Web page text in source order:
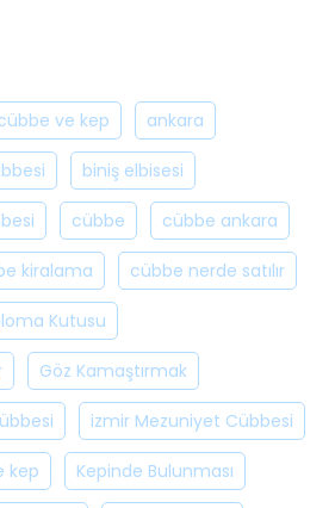
ve kep ankara
biniş elbisesi
cübbe cübbe ankara
kiralama cübbe nerde satılır
Kutusu
Göz Kamaştırmak
izmir Mezuniyet Cübbesi
kep Kepinde Bulunması